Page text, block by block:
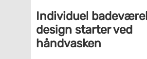
Individuel
design starter ved
håndvasken